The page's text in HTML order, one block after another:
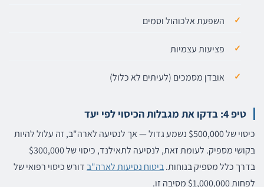
השפעת אלכוהול וסמים
פציעות עצמיות
אובדן מסמכים (לעיתים לא כלול)
טיפ 4: בדקו את מגבלות הכיסוי לפי יעד
כיסוי של $500,000 נשמע גדול — אך לנסיעה לארה"ב, זה עלול להיות
בקושי מספיק. לעומת זאת, לנסיעה לתאילנד, כיסוי של $300,000
בדרך כלל מספיק בנוחות.ביטוח נסיעות לארה"בדורש כיסוי רפואי של
לפחות $1,000,000 מסיבה זו.